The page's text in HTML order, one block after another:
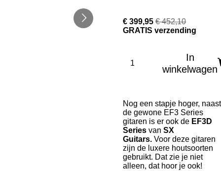
€ 399,95 € 452,10
GRATIS verzending
In
winkelwagen
Nog een stapje hoger, naast
de gewone EF3 Series
gitaren is er ook de EF3D
Series van SX
Guitars. Voor deze gitaren
zijn de luxere houtsoorten
gebruikt. Dat zie je niet
alleen, dat hoor je ook!